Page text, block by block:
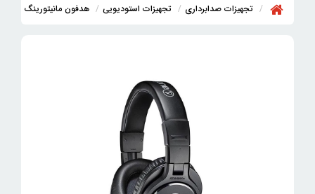
تجهیزات صدابرداری تجهیزات استودیویی هدفون مانیتورینگ